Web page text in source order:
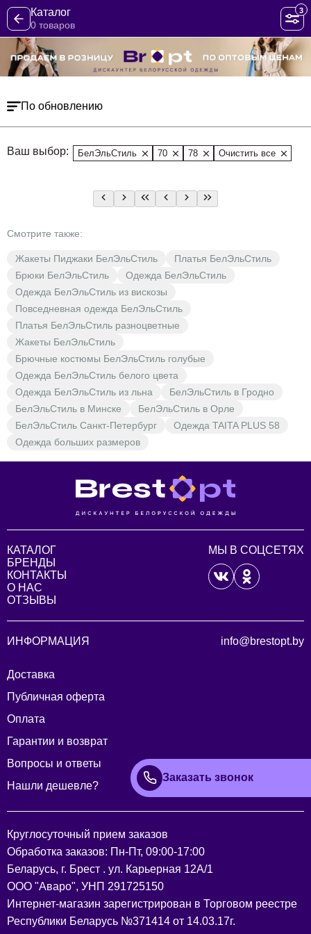
Каталог
0 товаров
3
По обновлению
Ваш выбор: БелЭльСтиль 70 78 Очистить все
Смотрите также:
Жакеты Пиджаки БелЭльСтиль
Платья БелЭльСтиль
Брюки БелЭльСтиль
Одежда БелЭльСтиль
Одежда БелЭльСтиль из вискозы
Повседневная одежда БелЭльСтиль
Платья БелЭльСтиль разноцветные
Жакеты БелЭльСтиль
Брючные костюмы БелЭльСтиль голубые
Одежда БелЭльСтиль белого цвета
Одежда БелЭльСтиль из льна
БелЭльСтиль в Гродно
БелЭльСтиль в Минске
БелЭльСтиль в Орле
БелЭльСтиль Санкт-Петербург
Одежда TAITA PLUS 58
Одежда больших размеров
КАТАЛОГ
БРЕНДЫ
КОНТАКТЫ
О НАС
ОТЗЫВЫ
МЫ В СОЦСЕТЯХ
ИНФОРМАЦИЯ
Доставка
Публичная оферта
Оплата
Гарантии и возврат
Вопросы и ответы
Нашли дешевле?
info@brestopt.by
Заказать звонок
Круглосуточный прием заказов
Обработка заказов: Пн-Пт, 09:00-17:00
Беларусь, г. Брест . ул. Карьерная 12А/1
ООО "Аваро", УНП 291725150
Интернет-магазин зарегистрирован в Торговом реестре
Республики Беларусь №371414 от 14.03.17г.